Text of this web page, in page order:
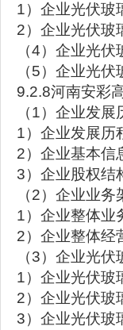
1）企业光伏玻
2）企业光伏玻
（4）企业光
（5）企业光
9.2.8河南安彩
（1）企业发
1）企业发展历
2）企业基本信
3）企业股权结
（2）企业业
1）企业整体业
2）企业整体经
（3）企业光
1）企业光伏玻
2）企业光伏玻
3）企业光伏玻